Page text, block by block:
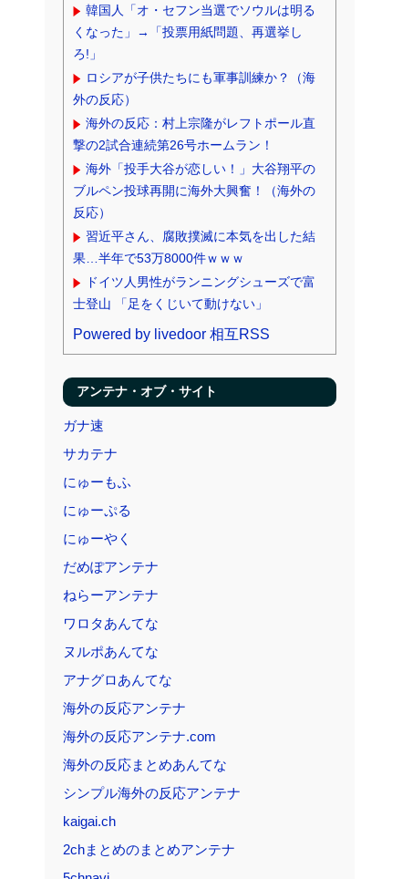
韓国人「オ・セフン当選でソウルは明る
くなった」→「投票用紙問題、再選挙し
ろ!」
ロシアが子供たちにも軍事訓練か？（海
外の反応）
海外の反応：村上宗隆がレフトポール直
撃の2試合連続第26号ホームラン！
海外「投手大谷が恋しい！」大谷翔平の
ブルペン投球再開に海外大興奮！（海外の
反応）
習近平さん、腐敗撲滅に本気を出した結
果…半年で53万8000件ｗｗｗ
ドイツ人男性がランニングシューズで富
士登山 「足をくじいて動けない」
Powered by livedoor 相互RSS
アンテナ・オブ・サイト
ガナ速
サカテナ
にゅーもふ
にゅーぷる
にゅーやく
だめぽアンテナ
ねらーアンテナ
ワロタあんてな
ヌルポあんてな
アナグロあんてな
海外の反応アンテナ
海外の反応アンテナ.com
海外の反応まとめあんてな
シンプル海外の反応アンテナ
kaigai.ch
2chまとめのまとめアンテナ